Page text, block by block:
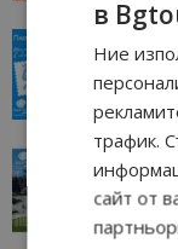
в
Ние
трафик.
сайт от